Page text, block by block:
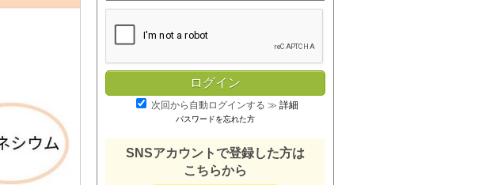
次回から自動ログインする ≫ 詳細
パスワードを忘れた方
SNSアカウントで登録した方は
こちらから